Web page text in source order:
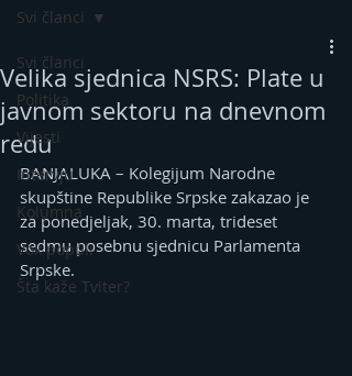
Svi članci
Politika
Vijesti
Intervju
Kolumna
Vox populi
Šta kaže Tviter?
Svi članci
Velika sjednica NSRS: Plate u
javnom sektoru na dnevnom
redu
BANJALUKA – Kolegijum Narodne
skupštine Republike Srpske zakazao je
za ponedjeljak, 30. marta, trideset
sedmu posebnu sjednicu Parlamenta
Srpske.